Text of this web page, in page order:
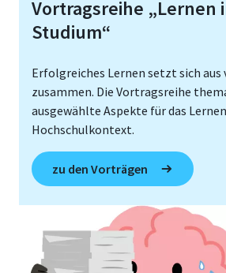
Vortragsreihe „Lernen
Studium“
Erfolgreiches Lernen setzt sich aus
zusammen. Die Vortragsreihe
ausgewählte Aspekte für das
Hochschulkontext.
zu den Vorträgen